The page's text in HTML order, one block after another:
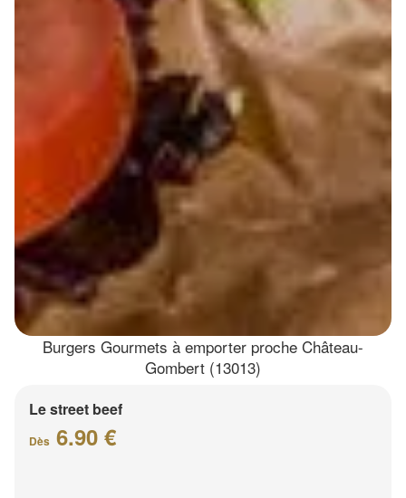
Burgers Gourmets à emporter proche Château-
Gombert (13013)
Le street beef
Dès 6.90 €